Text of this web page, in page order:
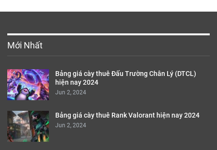
Mới Nhất
Bảng giá cày thuê Đấu Trường Chân Lý (DTCL)
hiện nay 2024
Jun 2, 2024
Bảng giá cày thuê Rank Valorant hiện nay 2024
Jun 2, 2024